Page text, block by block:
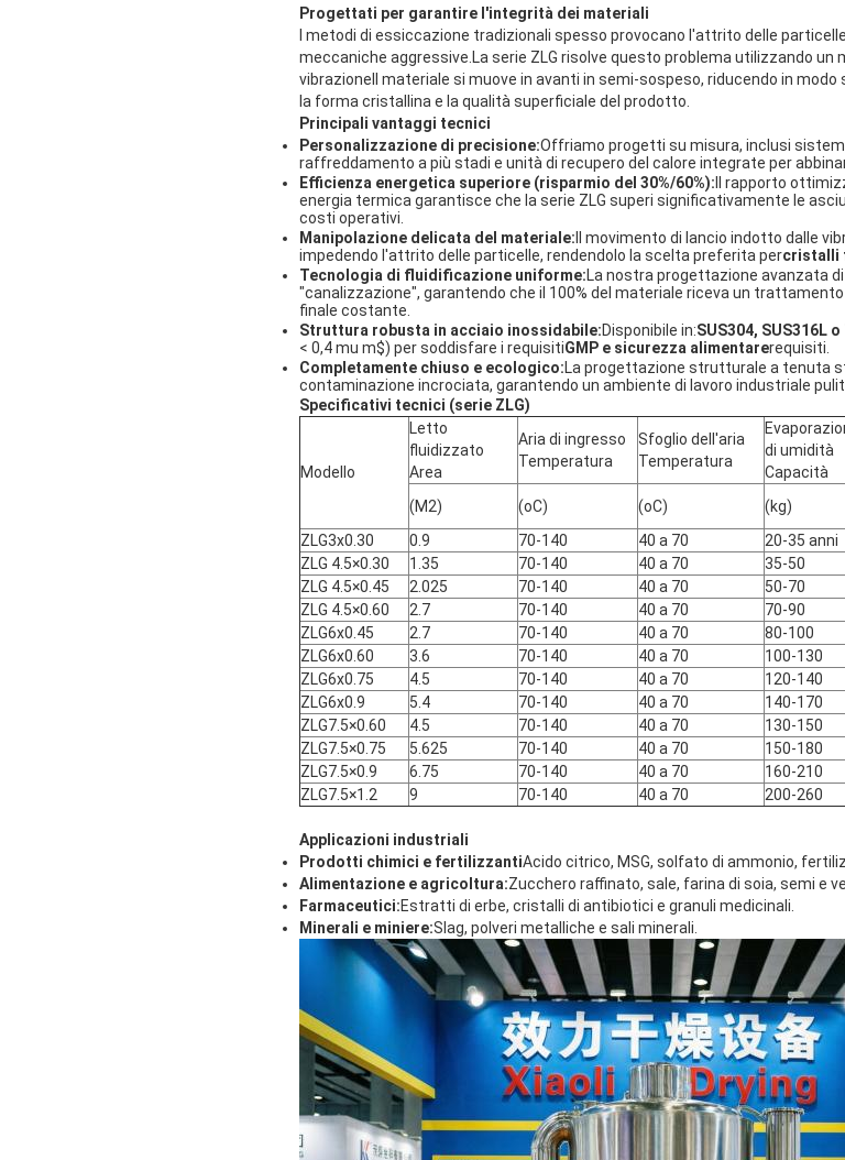
Progettati per garantire l'integrità dei materiali
I metodi di essiccazione tradizionali spesso provocano l'attrito delle
meccaniche aggressive.La serie ZLG risolve questo problema utilizzando
vibrazioneIl materiale si muove in avanti in semi-sospeso, riducendo in
la forma cristallina e la qualità superficiale del prodotto.
Principali vantaggi tecnici
Personalizzazione di precisione:Offriamo progetti su misura, inclusi
raffreddamento a più stadi e unità di recupero del calore integrate per
Efficienza energetica superiore (risparmio del 30%/60%): Il rapporto
energia termica garantisce che la serie ZLG superi significativamente le
costi operativi.
Manipolazione delicata del materiale: Il movimento di lancio indotto dalle
impedendo l'attrito delle particelle, rendendolo la scelta preferita percristalli
Tecnologia di fluidificazione uniforme:La nostra progettazione avanzata
"canalizzazione", garantendo che il 100% del materiale riceva un
finale costante.
Struttura robusta in acciaio inossidabile:Disponibile in:SUS304, SUS316L
< 0,4 mu m$) per soddisfare i requisitiGMP e sicurezza alimentarerequisiti.
Completamente chiuso e ecologico:La progettazione strutturale a tenuta
contaminazione incrociata, garantendo un ambiente di lavoro industriale
Specificativi tecnici (serie ZLG)
Modello
Letto
fluidizzato
Area
Aria di ingresso
Temperatura
Sfoglio dell'aria
Temperatura
di umidità
Capacità
(M2) (oC) (oC) (kg)
ZLG3x0.30
0.9 70-140 40 a 70 20-35 anni
ZLG 4.5×0.30
1.35 70-140 40 a 70 35-50
ZLG 4.5×0.45
2.025 70-140 40 a 70 50-70
ZLG 4.5×0.60
2.7 70-140 40 a 70 70-90
ZLG6x0.45
2.7 70-140 40 a 70 80-100
ZLG6x0.60
3.6 70-140 40 a 70 100-130
ZLG6x0.75
4.5 70-140 40 a 70 120-140
ZLG6x0.9
5.4 70-140 40 a 70 140-170
ZLG7.5×0.60
4.5 70-140 40 a 70 130-150
ZLG7.5×0.75
5.625 70-140 40 a 70 150-180
ZLG7.5×0.9
6.75 70-140 40 a 70 160-210
ZLG7.5×1.2
9 70-140 40 a 70 200-260
Applicazioni industriali
Prodotti chimici e fertilizzantiAcido citrico, MSG, solfato di ammonio,
Alimentazione e agricoltura:Zucchero raffinato, sale, farina di soia, semi e
Farmaceutici:Estratti di erbe, cristalli di antibiotici e granuli medicinali.
Minerali e miniere:Slag, polveri metalliche e sali minerali.